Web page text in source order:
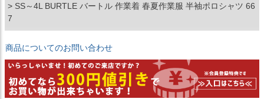
SS～4L BURTLE バートル 作業着 春夏作業服 半袖ポロシャツ 66
7
商品についてのお問い合わせ